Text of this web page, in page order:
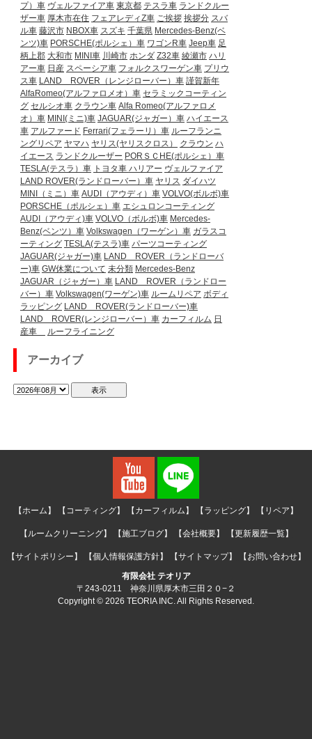
プ）車 ヴェルファイア車 東京都 テスラ車 ランドクルー
ザー車 厚木市在住 フェアレディZ車 ご挨拶 挨拶分 スバ
ル車 藤沢市 NBOX車 スズキ 千葉県 Mercedes-Benz(ベ
ンツ)車 PORSCHE(ポルシェ）車 ワゴンR車 Jeep車 足
柄上郡 大和市 MINI車 川崎市 ホンダ Z32車 綾瀬市 ハリ
アー車 日産 スペーシア車 フォルクスワーゲン車 プリウ
ス車 LAND ROVER（レンジローバー）車 謹賀新年
AlfaRomeo(アルファロメオ）車 セラミックコーティン
グ セルシオ車 クラウン車 Alfa Romeo(アルファロメ
オ）車 MINI(ミニ)車 JAGUAR(ジャガー）車 ハイエース
車 アルファード Ferrari(フェラーリ）車 ルーフランニ
ングリペア ヤマハ ヤリス(ヤリスクロス） クラウン ハ
イエース ランドクルーザー PORＳＣHE(ポルシェ）車
TESLA(テスラ）車 トヨタ車 ハリアー ヴェルファイア
LAND ROVER(ランドローバー）車 ヤリス ダイハツ
MINI（ミニ）車 AUDI（アウディ）車 VOLVO(ボルボ)車
PORSCHE（ポルシェ）車 エシュロンコーティング
AUDI（アウディ)車 VOLVO（ボルボ)車 Mercedes-
Benz(ベンツ）車 Volkswagen（ワーゲン）車 ガラスコ
ーティング TESLA(テスラ)車 パーツコーティング
JAGUAR(ジャガー)車 LAND ROVER（ランドローバ
ー)車 GW休業について 未分類 Mercedes-Benz
JAGUAR（ジャガー）車 LAND ROVER（ランドロー
バー）車 Volkswagen(ワーゲン)車 ルームリペア ボディ
ラッピング LAND ROVER(ランドローバー)車
LAND ROVER(レンジローバー）車 カーフィルム 日
産車
ルーフライニング
アーカイブ
【ホーム】 【コーティング】 【カーフィルム】 【ラッピング】 【リペア】
【ルームクリーニング】 【施工ブログ】 【会社概要】 【更新履歴一覧】
【サイトポリシー】 【個人情報保護方針】 【サイトマップ】
【お問い合わせ】
有限会社 テオリア
〒243-0211 神奈川県厚木市三田２０−２
Copyright © 2026 TEORIA INC. All Rights Reserved.